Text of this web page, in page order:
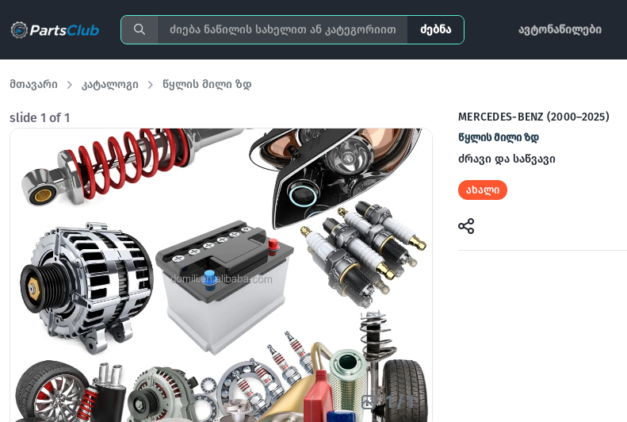
ძებნა ავტონაწილები
მთავარი კატალოგი წყლის მილი ზდ
1/1
slide 1 of 1 MERCEDES-BENZ (2000–2025)
წყლის მილი ზდ
ძრავი და საწვავი
ახალი